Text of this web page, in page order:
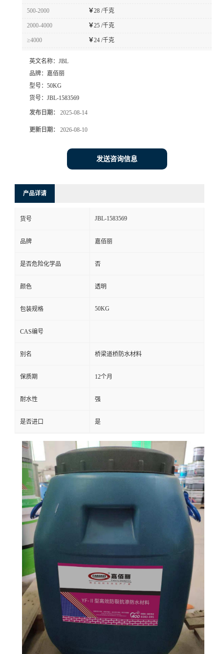
500-2000 ￥28 /千克
2000-4000 ￥25 /千克
≥4000 ￥24 /千克
英文名称： JBL
品牌： 嘉佰丽
型号： 50KG
货号： JBL-1583569
发布日期： 2025-08-14
更新日期： 2026-08-10
发送咨询信息
产品详请
货号 JBL-1583569
品牌 嘉佰丽
是否危险化学品 否
颜色 透明
包装规格 50KG
CAS编号
别名 桥梁道桥防水材料
保质期 12个月
耐水性 强
是否进口 是